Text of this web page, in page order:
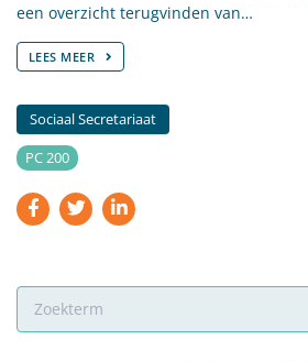
een overzicht terugvinden van…
LEES MEER
Sociaal Secretariaat
PC 200